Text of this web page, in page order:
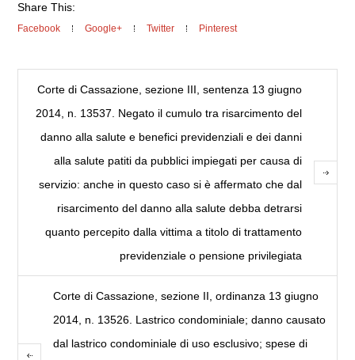
Share This:
Facebook Google+ Twitter Pinterest
Corte di Cassazione, sezione III, sentenza 13 giugno
2014, n. 13537. Negato il cumulo tra risarcimento del
danno alla salute e benefici previdenziali e dei danni
alla salute patiti da pubblici impiegati per causa di
servizio: anche in questo caso si è affermato che dal
risarcimento del danno alla salute debba detrarsi
quanto percepito dalla vittima a titolo di trattamento
previdenziale o pensione privilegiata
Corte di Cassazione, sezione II, ordinanza 13 giugno
2014, n. 13526. Lastrico condominiale; danno causato
dal lastrico condominiale di uso esclusivo; spese di